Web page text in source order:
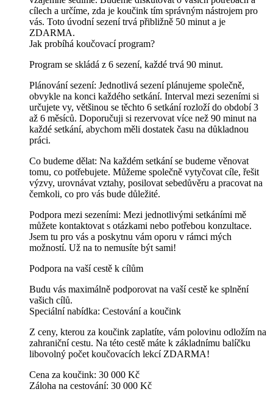
cílech a určíme, zda je koučink tím správným nástrojem pro
vás. Toto úvodní sezení trvá přibližně 50 minut a je
ZDARMA.
Jak probíhá koučovací program?
Program se skládá z 6 sezení, každé trvá 90 minut.
Plánování sezení: Jednotlivá sezení plánujeme společně,
obvykle na konci každého setkání. Interval mezi sezeními si
určujete vy, většinou se těchto 6 setkání rozloží do období 3
až 6 měsíců. Doporučuji si rezervovat více než 90 minut na
každé setkání, abychom měli dostatek času na důkladnou
práci.
Co budeme dělat: Na každém setkání se budeme věnovat
tomu, co potřebujete. Můžeme společně vytyčovat cíle, řešit
výzvy, urovnávat vztahy, posilovat sebedůvěru a pracovat na
čemkoli, co pro vás bude důležité.
Podpora mezi sezeními: Mezi jednotlivými setkáními mě
můžete kontaktovat s otázkami nebo potřebou konzultace.
Jsem tu pro vás a poskytnu vám oporu v rámci mých
možností. Už na to nemusíte být sami!
Podpora na vaší cestě k cílům
Budu vás maximálně podporovat na vaší cestě ke splnění
vašich cílů.
Speciální nabídka: Cestování a koučink
Z ceny, kterou za koučink zaplatíte, vám polovinu odložím na
zahraniční cestu. Na této cestě máte k základnímu balíčku
libovolný počet koučovacích lekcí ZDARMA!
Cena za koučink: 30 000 Kč
Záloha na cestování: 30 000 Kč